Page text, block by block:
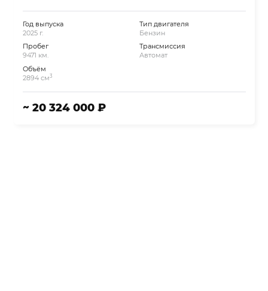
Год выпуска
2025 г.
Пробег
9471 км.
Объём
2894 см3
Тип двигателя
Бензин
Трансмиссия
Автомат
~ 20 324 000 ₽